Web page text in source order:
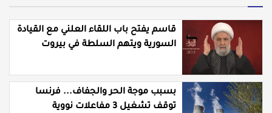
قاسم يفتح باب اللقاء العلني مع القيادة
السورية ويتهم السلطة في بيروت
بسبب موجة الحر والجفاف... فرنسا
توقف تشغيل 3 مفاعلات نووية